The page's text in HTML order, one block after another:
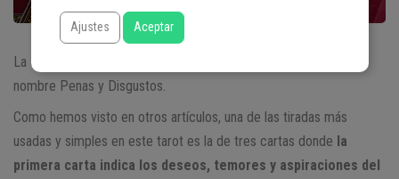
La carta número treinta y dos
nombre Penas y Disgustos.
Como hemos visto en otros artículos, una de las tiradas más
usadas y simples en este tarot es la de tres cartas donde la
primera carta indica los deseos, temores y aspiraciones del
Ajustes Aceptar